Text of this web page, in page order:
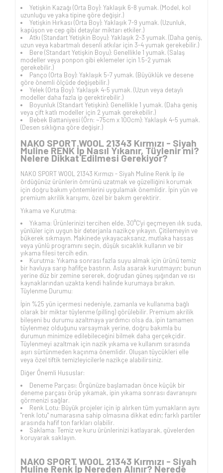
Yetişkin Kazağı (Orta Boy): Yaklaşık 6-8 yumak. (Model, kol
uzunluğu ve yaka tipine göre değişir.)
Yetişkin Hırkası (Orta Boy): Yaklaşık 7-9 yumak. (Uzunluk,
kapüşon ve cep gibi detaylar miktarı etkiler.)
Atkı (Standart Yetişkin Boyu): Yaklaşık 2-3 yumak. (Daha geniş,
uzun veya kabartmalı desenli atkılar için 3-4 yumak gerekebilir.)
Bere (Standart Yetişkin Boyu): Genellikle 1 yumak. (Salaş
modeller veya ponpon gibi eklemeler için 1.5-2 yumak
gerekebilir.)
Panço (Orta Boy): Yaklaşık 5-7 yumak. (Büyüklük ve desene
göre önemli ölçüde değişebilir.)
Yelek (Orta Boy): Yaklaşık 4-5 yumak. (Uzun veya detaylı
modeller daha fazla ip gerektirebilir.)
Boyunluk (Standart Yetişkin): Genellikle 1 yumak. (Daha geniş
veya çift katlı modeller için 2 yumak gerekebilir.)
Bebek Battaniyesi (Örn: ~75cm x 100cm): Yaklaşık 4-5 yumak.
(Desen sıklığına göre değişir.)
NAKO SPORT WOOL 21343 Kırmızı - Siyah
Muline RENK İp Nasıl Yıkanır, Tüylenir mi?
Nelere Dikkat Edilmesi Gerekiyor?
NAKO SPORT WOOL 21343 Kırmızı - Siyah Muline Renk İp ile
ördüğünüz ürünlerin ömrünü uzatmak ve güzelliğini korumak
için doğru bakım yöntemlerini uygulamak önemlidir. İpin yün ve
premium akrilik karışımı, özel bir bakım gerektirir.
Yıkama ve Kurutma:
Yıkama: Ürünlerinizi tercihen elde, 30°C'yi geçmeyen ılık suda,
yünlüler için uygun bir deterjanla nazikçe yıkayın. Çitilemeyin ve
bükerek sıkmayın. Makinede yıkayacaksanız, mutlaka hassas
veya yünlü programını seçin, düşük sıcaklık kullanın ve bir
yıkama filesi tercih edin.
Kurutma: Yıkama sonrası fazla suyu almak için ürünü temiz
bir havluya sarıp hafifçe bastırın. Asla asarak kurutmayın; bunun
yerine düz bir zemine sererek, doğrudan güneş ışığından ve ısı
kaynaklarından uzakta kendi halinde kurumaya bırakın.
Tüylenme Durumu:
İpin %25 yün içermesi nedeniyle, zamanla ve kullanıma bağlı
olarak bir miktar tüylenme (pilling) görülebilir. Premium akrilik
bileşeni bu durumu azaltmaya yardımcı olsa da, ipin tamamen
tüylenmez olduğunu varsaymak yerine, doğru bakımla bu
durumun minimize edilebileceğini bilmek daha gerçekçidir.
Tüylenmeyi azaltmak için nazik yıkama ve kullanım sırasında
aşırı sürtünmeden kaçınma önemlidir. Oluşan tüycükleri elle
veya özel tiftik temizleyicilerle nazikçe alabilirsiniz.
Diğer Önemli Hususlar:
Deneme Parçası: Örgünüze başlamadan önce küçük bir
deneme parçası örüp yıkamak, ipin yıkama sonrası davranışını
görmenizi sağlar.
Renk Lotu: Büyük projeler için ip alırken tüm yumakların aynı
"renk lotu" numarasına sahip olmasına dikkat edin; farklı partiler
arasında hafif ton farkları olabilir.
Saklama: Temiz ve kuru ürünlerinizi katlayarak, güvelerden
koruyarak saklayın.
NAKO SPORT WOOL 21343 Kırmızı - Siyah
Muline Renk İp Nereden Alınır? Nerede